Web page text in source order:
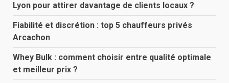
Lyon pour attirer davantage de clients locaux ?
Fiabilité et discrétion : top 5 chauffeurs privés
Arcachon
Whey Bulk : comment choisir entre qualité optimale
et meilleur prix ?